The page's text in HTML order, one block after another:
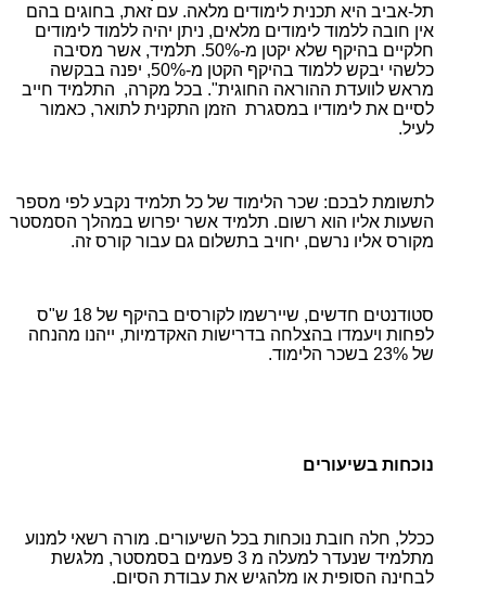
תל-אביב היא תכנית לימודים מלאה. עם זאת, בחוגים בהם
אין חובה ללמוד לימודים מלאים, ניתן יהיה ללמוד לימודים
חלקיים בהיקף שלא יקטן מ-50%. תלמיד, אשר מסיבה
כלשהי יבקש ללמוד בהיקף הקטן מ-50%, יפנה בבקשה
מראש לוועדת ההוראה החוגית". בכל מקרה, התלמיד חייב
לסיים את לימודיו במסגרת הזמן התקנית לתואר, כאמור
לעיל.
לתשומת לבכם: שכר הלימוד של כל תלמיד נקבע לפי מספר
השעות אליו הוא רשום. תלמיד אשר יפרוש במהלך הסמסטר
מקורס אליו נרשם, יחויב בתשלום גם עבור קורס זה.
סטודנטים חדשים, שיירשמו לקורסים בהיקף של 18 ש"ס
לפחות ויעמדו בהצלחה בדרישות האקדמיות, ייהנו מהנחה
של 23% בשכר הלימוד.
נוכחות בשיעורים
ככלל, חלה חובת נוכחות בכל השיעורים. מורה רשאי למנוע
מתלמיד שנעדר למעלה מ 3 פעמים בסמסטר, מלגשת
לבחינה הסופית או מלהגיש את עבודת הסיום.